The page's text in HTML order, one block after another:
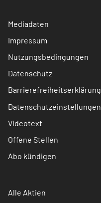
Mediadaten
Impressum
Nutzungsbedingungen
Datenschutz
Barrierefreiheitserklärung
Datenschutzeinstellungen
Videotext
Offene Stellen
Abo kündigen
Alle Aktien